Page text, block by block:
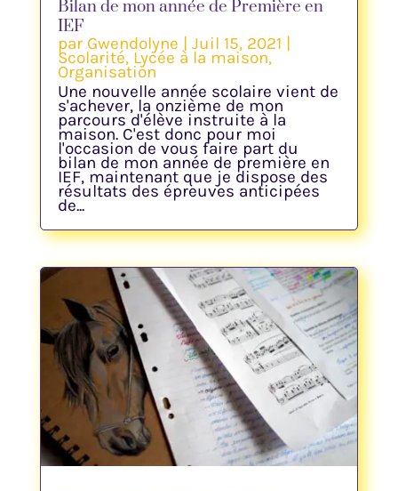
Bilan de mon année de Première en
IEF
par Gwendolyne Juil 15, 2021
Scolarité, Lycée à la maison,
Organisation
Une nouvelle année scolaire vient de
s'achever, la onzième de mon
parcours d'élève instruite à la
maison. C'est donc pour moi
l'occasion de vous faire part du
bilan de mon année de première en
IEF, maintenant que je dispose des
résultats des épreuves anticipées
de...